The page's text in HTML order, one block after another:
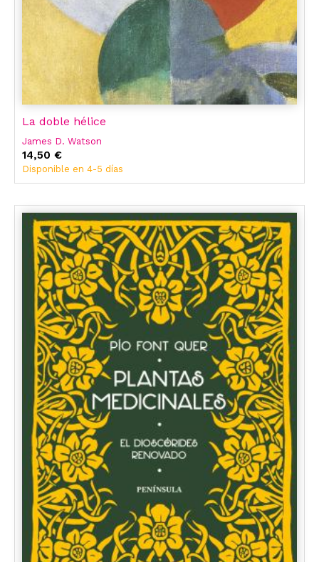
La doble hélice
James D. Watson
14,50 €
Disponible en 4-5 días